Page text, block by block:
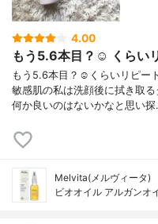
4.00
もう5.6本目？☺️ くらい
もう5.6本目？☺️くらいリピー
敏感肌の私は洗顔後に拭き取
何か良いのはないかなと思い
Melvita(メルヴィータ)
ビオオイル アルガンオ